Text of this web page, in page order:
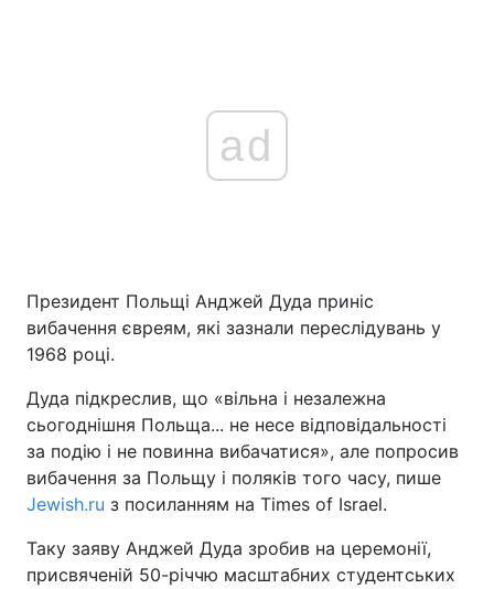
Головна Війна
Україна Політика
Економіка Світ
Спорт Наука
ad
Президент Польщі Анджей Дуда приніс
вибачення євреям, які зазнали переслідувань у
1968 році.
Дуда підкреслив, що «вільна і незалежна
сьогоднішня Польща... не несе відповідальності
за подію і не повинна вибачатися», але попросив
вибачення за Польщу і поляків того часу, пише
Jewish.ru з посиланням на Times of Israel.
Таку заяву Анджей Дуда зробив на церемонії,
присвяченій 50-річчю масштабних студентських